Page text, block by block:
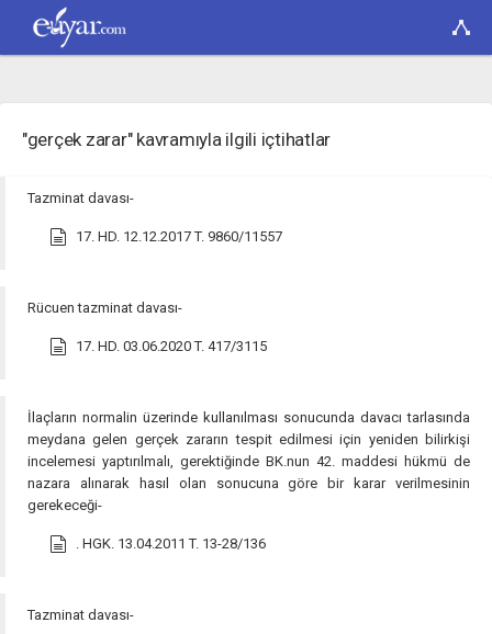
"gerçek zarar" kavramıyla ilgili içtihatlar
Tazminat davası-
17. HD. 12.12.2017 T. 9860/11557
Rücuen tazminat davası-
17. HD. 03.06.2020 T. 417/3115
İlaçların normalin üzerinde kullanılması sonucunda davacı tarlasında
meydana gelen gerçek zararın tespit edilmesi için yeniden bilirkişi
incelemesi yaptırılmalı, gerektiğinde BK.nun 42. maddesi hükmü de
nazara alınarak hasıl olan sonucuna göre bir karar verilmesinin
gerekeceği-
. HGK. 13.04.2011 T. 13-28/136
Tazminat davası-